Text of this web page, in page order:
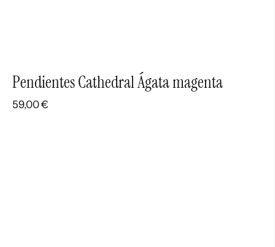
Pendientes Cathedral Ágata magenta
59,00€